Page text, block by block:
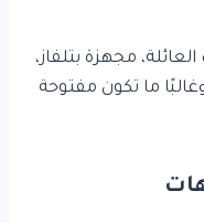
مجهزة بتلفاز،
ما تكون مفتوحة